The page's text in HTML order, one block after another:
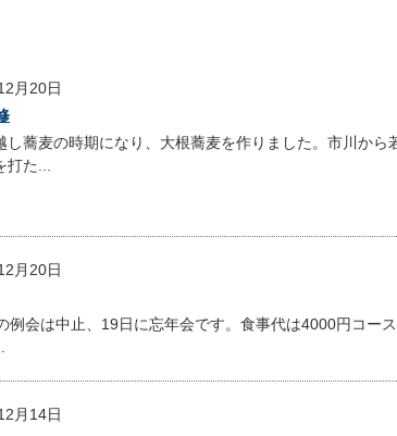
月20日
し蕎麦の時期になり、大根蕎麦を作りました。市川から
た...
月20日
例会は中止、19日に忘年会です。食事代は4000円コー
月14日